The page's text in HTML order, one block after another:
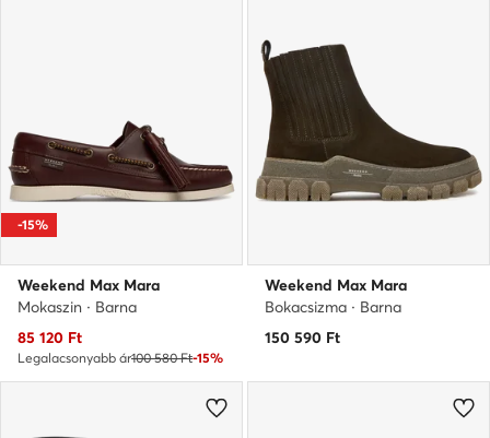
-15%
Weekend Max Mara
Mokaszin · Barna
Aktuális ár
85 120 Ft
Legalacsonyabb ár100 580 Ft-15%
Weekend Max Mara
Bokacsizma · Barna
150 590 Ft